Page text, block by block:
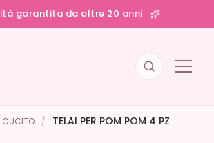
garantita da oltre 20 anni
CUCITO / TELAI PER POM POM 4 PZ